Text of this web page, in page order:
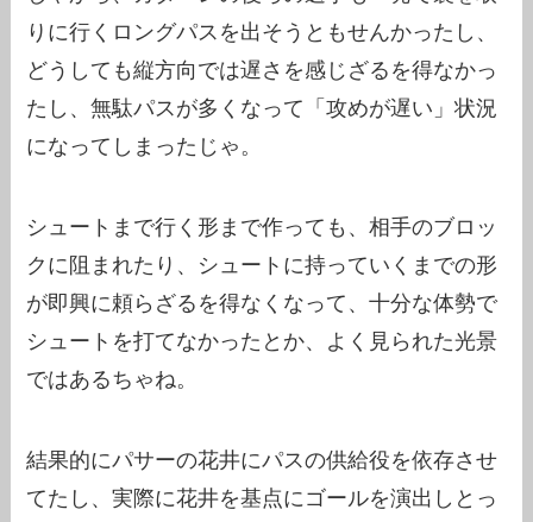
りに行くロングパスを出そうともせんかったし、
どうしても縦方向では遅さを感じざるを得なかっ
たし、無駄パスが多くなって「攻めが遅い」状況
になってしまったじゃ。
シュートまで行く形まで作っても、相手のブロッ
クに阻まれたり、シュートに持っていくまでの形
が即興に頼らざるを得なくなって、十分な体勢で
シュートを打てなかったとか、よく見られた光景
ではあるちゃね。
結果的にパサーの花井にパスの供給役を依存させ
てたし、実際に花井を基点にゴールを演出しとっ